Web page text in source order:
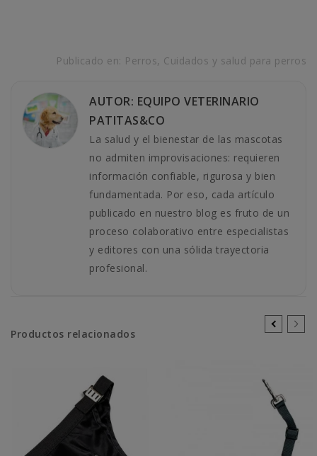
Publicado en: Perros, Cuidados y salud para perros
AUTOR: EQUIPO VETERINARIO
PATITAS&CO
La salud y el bienestar de las mascotas
no admiten improvisaciones: requieren
información confiable, rigurosa y bien
fundamentada. Por eso, cada artículo
publicado en nuestro blog es fruto de un
proceso colaborativo entre especialistas
y editores con una sólida trayectoria
profesional.
Productos relacionados